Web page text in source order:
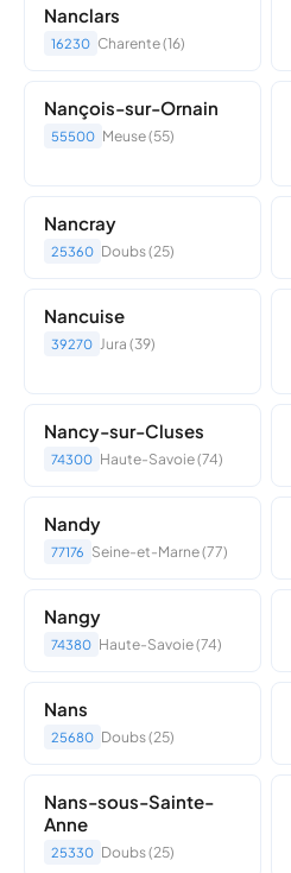
Nanclars
16230 Charente (16)
Nançois-sur-Ornain
55500 Meuse (55)
Nancray
25360 Doubs (25)
Nancuise
39270 Jura (39)
Nancy-sur-Cluses
74300 Haute-Savoie (74)
Nandy
77176 Seine-et-Marne (77)
Nangy
74380 Haute-Savoie (74)
Nans
25680 Doubs (25)
Nans-sous-Sainte-
Anne
25330 Doubs (25)